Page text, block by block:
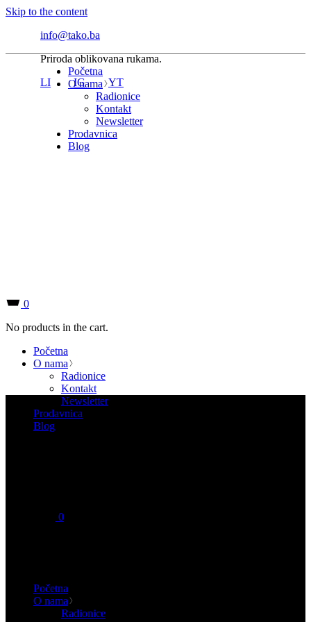
Skip to the content
info@tako.ba
Priroda oblikovana rukama.
LI
IG YT
Početna
O nama
Radionice
Kontakt
Newsletter
Prodavnica
Blog
0
Početna
O nama
Radionice
0
No products in the cart.
Početna
O nama
Radionice
Kontakt
Newsletter
Prodavnica
Blog